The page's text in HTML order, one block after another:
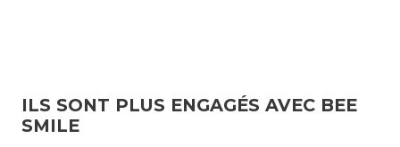
ILS SONT PLUS ENGAGÉS AVEC BEE
SMILE